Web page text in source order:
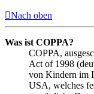
Nach oben
Was ist COPPA?
COPPA,
Act of 1998
von Kindern im
USA, welches